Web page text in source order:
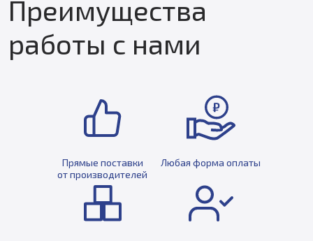
Преимущества
работы с нами
Прямые поставки
от производителей
Любая форма оплаты